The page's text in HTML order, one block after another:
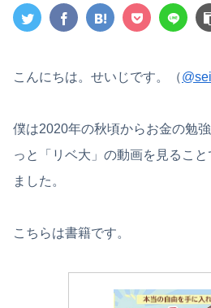
こんにちは。せいじです。（
僕は2020年の秋頃からお金の勉
っと「リベ大」の動画を見るこ
ました。
こちらは書籍です。